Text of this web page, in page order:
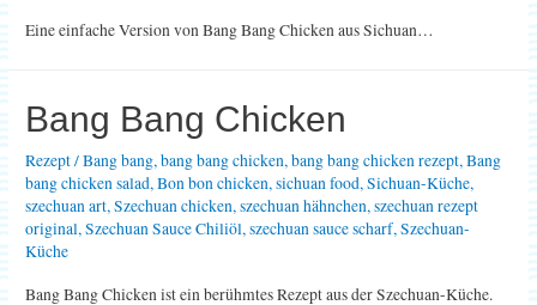
Eine einfache Version von Bang Bang Chicken aus Sichuan…
Bang Bang Chicken
Rezept/Bang bang,bang bang chicken,bang bang chicken rezept,Bang
bang chicken salad,Bon bon chicken,sichuan food,Sichuan-Küche,
szechuan art,Szechuan chicken,szechuan hähnchen,szechuan rezept
original,Szechuan Sauce Chiliöl,szechuan sauce scharf,Szechuan-
Küche
Bang Bang Chicken ist ein berühmtes Rezept aus der Szechuan-Küche.